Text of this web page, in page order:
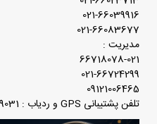
021-66039916
021-66083677
مدیریت :
66718078-021
021-66724299
09121006465
تلفن پشتیبانی GPS و ردیاب : 66029031-021